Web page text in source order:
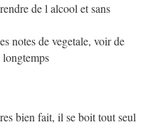
de l alcool et sans
notes de vegetale, voir de
longtemps
bien fait, il se boit tout seul